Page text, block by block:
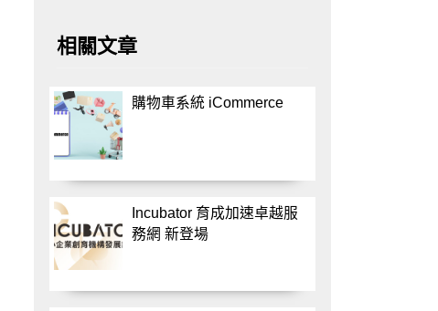
相關文章
購物車系統 iCommerce
Incubator 育成加速卓越服
務網 新登場